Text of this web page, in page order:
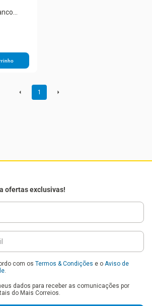
G-
1
ofertas exclusivas!
com os Termos & Condições e o Aviso de
.
dados para receber as comunicações por
do Mais Correios.